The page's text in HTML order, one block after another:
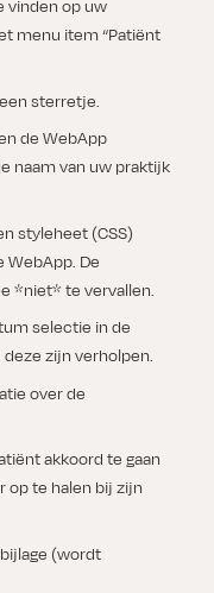
vinden op uw
menu item “Patiënt
sterretje.
de WebApp
naam van uw praktijk
styleheet (CSS)
WebApp. De
*niet* te vervallen.
selectie in de
deze zijn verholpen.
over de
akkoord te gaan
op te halen bij zijn
(wordt